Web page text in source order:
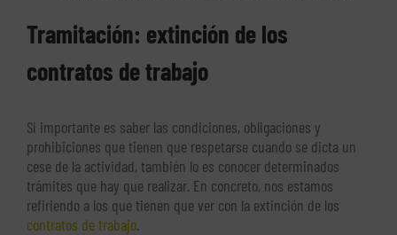
Tramitación: extinción de los
contratos de trabajo
Si importante es saber las condiciones, obligaciones y
prohibiciones que tienen que respetarse cuando se dicta un
cese de la actividad, también lo es conocer determinados
trámites que hay que realizar. En concreto, nos estamos
refiriendo a los que tienen que ver con la extinción de los
contratos de trabajo.